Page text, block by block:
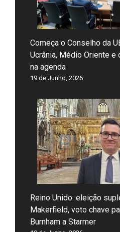
Começa o Conselho da
Ucrânia, Médio Oriente e
na agenda
19 de Junho, 2026
Reino Unido: eleição
Makerfield, voto chave
Burnham a Starmer